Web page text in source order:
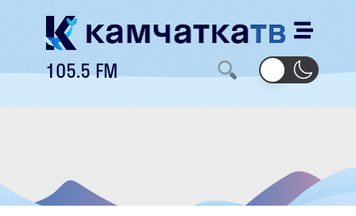
105.5 FM